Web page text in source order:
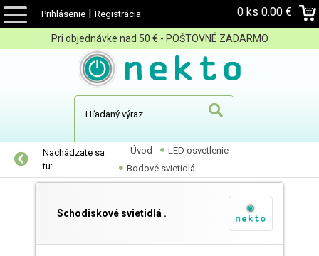
Prihlásenie | Registrácia 0 ks 0.00 €
Pri objednávke nad 50 € - POŠTOVNÉ ZADARMO
Nachádzate sa
tu:
Úvod
LED osvetlenie
Bodové svietidlá
Schodiskové svietidlá .